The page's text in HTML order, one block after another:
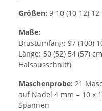
Größen: 9-10 (10-12)
Maße:
Brustumfang: 97 (100)
Länge: 50 (52) 54 (57)
Halsausschnitt)
Maschenprobe: 21
auf Nadel 4 mm = 10 x
Spannen